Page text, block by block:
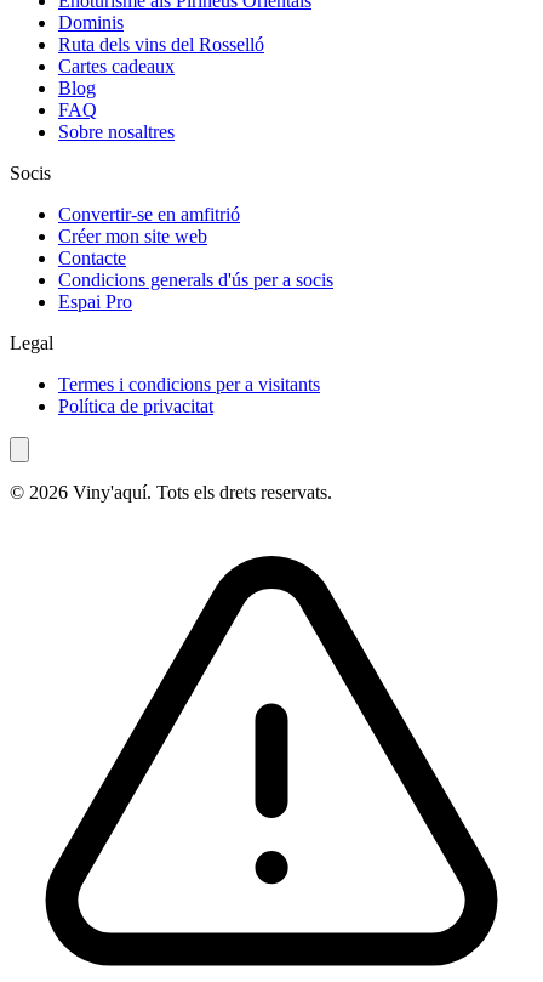
Dominis
Ruta dels vins del Rosselló
Cartes cadeaux
Blog
FAQ
Sobre nosaltres
Socis
Convertir-se en amfitrió
Créer mon site web
Contacte
Condicions generals d'ús per a socis
Espai Pro
Legal
Termes i condicions per a visitants
Política de privacitat
© 2026 Viny'aquí. Tots els drets reservats.